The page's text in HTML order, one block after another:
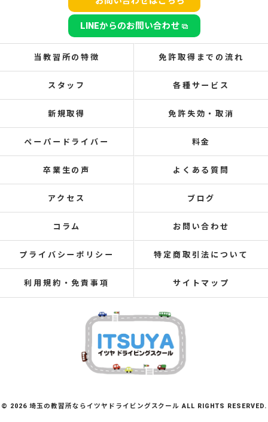
LINEからのお問い合わせ
当教習所の特徴 免許取得までの流れ
スタッフ 各種サービス
新規取得 免許失効・取消
ペーパードライバー 料金
卒業生の声 よくある質問
アクセス ブログ
コラム お問い合わせ
プライバシーポリシー 特定商取引法について
利用規約・免責事項 サイトマップ
© 2026 埼玉の教習所ならイツヤドライビングスクール ALL RIGHTS RESERVED.